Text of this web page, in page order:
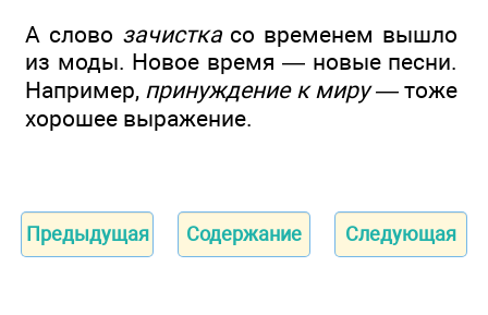
А слово зачисткасо временем вышло
из моды. Новое время — новые песни.
Например, принуждение к миру —тоже
хорошее выражение.
Предыдущая Содержание Следующая